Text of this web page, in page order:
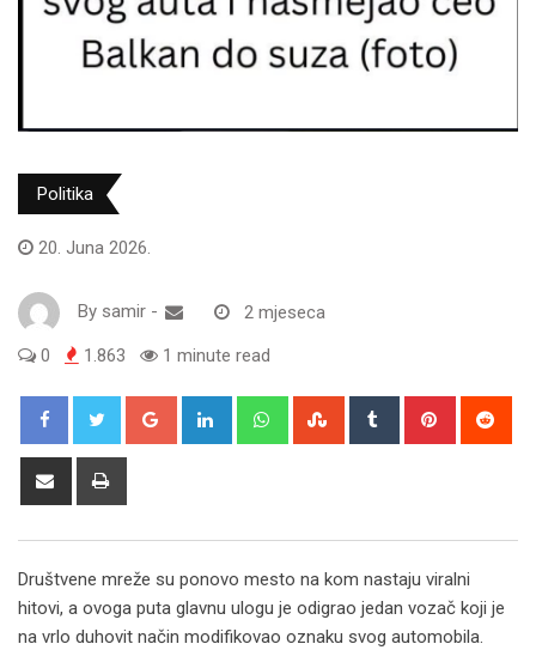
Politika
20. Juna 2026.
By samir - 2 mjeseca
0 1.863 1 minute read
Google+ LinkedIn WhatsappStumbleUpon
Tumblr Pinterest
Share
Društvene mreže su ponovo mesto na kom nastaju viralni
hitovi, a ovoga puta glavnu ulogu je odigrao jedan vozač koji je
na vrlo duhovit način modifikovao oznaku svog automobila.